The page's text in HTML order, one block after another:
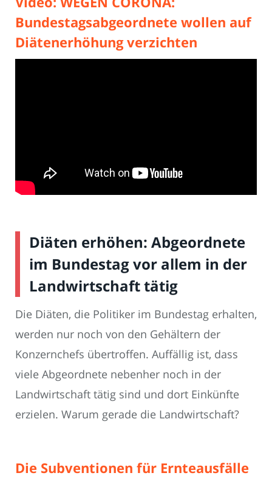
Bundestagsabgeordnete wollen auf
Diätenerhöhung verzichten
Diäten erhöhen: Abgeordnete
im Bundestag vor allem in der
Landwirtschaft tätig
Die Diäten, die Politiker im Bundestag erhalten,
werden nur noch von den Gehältern der
Konzernchefs übertroffen. Auffällig ist, dass
viele Abgeordnete nebenher noch in der
Landwirtschaft tätig sind und dort Einkünfte
erzielen. Warum gerade die Landwirtschaft?
Die Subventionen für Ernteausfälle